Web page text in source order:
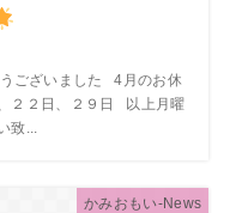
ございました 4月のお休
２２日、２９日 以上月曜
致...
かみおもい-News